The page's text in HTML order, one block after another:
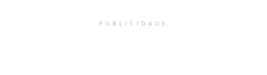
PUBLICIDADE